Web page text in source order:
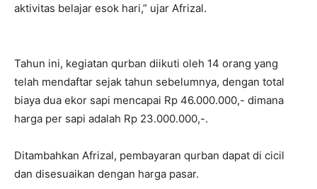
aktivitas belajar esok hari,” ujar Afrizal.
Tahun ini, kegiatan qurban diikuti oleh 14 orang yang
telah mendaftar sejak tahun sebelumnya, dengan total
biaya dua ekor sapi mencapai Rp 46.000.000,- dimana
harga per sapi adalah Rp 23.000.000,-.
Ditambahkan Afrizal, pembayaran qurban dapat di cicil
dan disesuaikan dengan harga pasar.